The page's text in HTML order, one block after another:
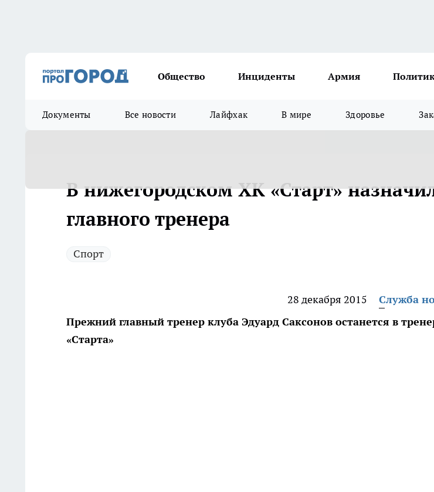
Общество Инциденты Армия
Документы Все новости Лайфхак В мире Здоровье
В нижегородском ХК «Старт»
главного тренера
Спорт
28 декабря 2015
Служба
Прежний главный тренер клуба Эдуард Саксонов останется в
«Старта»